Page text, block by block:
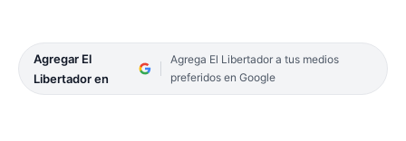
Agregar El
Libertador en
Agrega El Libertador a tus medios
preferidos en Google